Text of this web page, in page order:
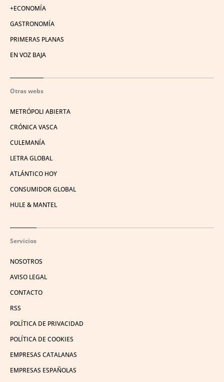
+ECONOMÍA
GASTRONOMÍA
PRIMERAS PLANAS
EN VOZ BAJA
Otras webs
METRÓPOLI ABIERTA
CRÓNICA VASCA
CULEMANÍA
LETRA GLOBAL
ATLÁNTICO HOY
CONSUMIDOR GLOBAL
HULE & MANTEL
Servicios
NOSOTROS
AVISO LEGAL
CONTACTO
RSS
POLÍTICA DE PRIVACIDAD
POLÍTICA DE COOKIES
EMPRESAS CATALANAS
EMPRESAS ESPAÑOLAS